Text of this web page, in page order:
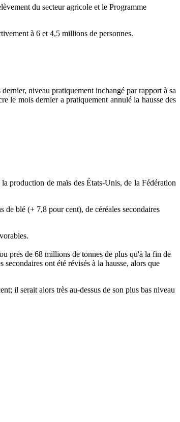
du secteur agricole et le Programme
à 6 et 4,5 millions de personnes.
niveau pratiquement inchangé par rapport à sa
le mois dernier a pratiquement annulé la hausse des
production de maïs des États-Unis, de la Fédération
blé (+ 7,8 pour cent), de céréales secondaires
près de 68 millions de tonnes de plus qu'à la fin de
ont été révisés à la hausse, alors que
il serait alors très au-dessus de son plus bas niveau